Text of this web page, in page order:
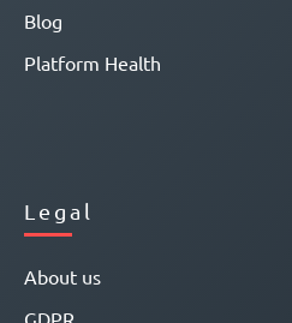
Blog
Platform Health
Legal
About us
GDPR